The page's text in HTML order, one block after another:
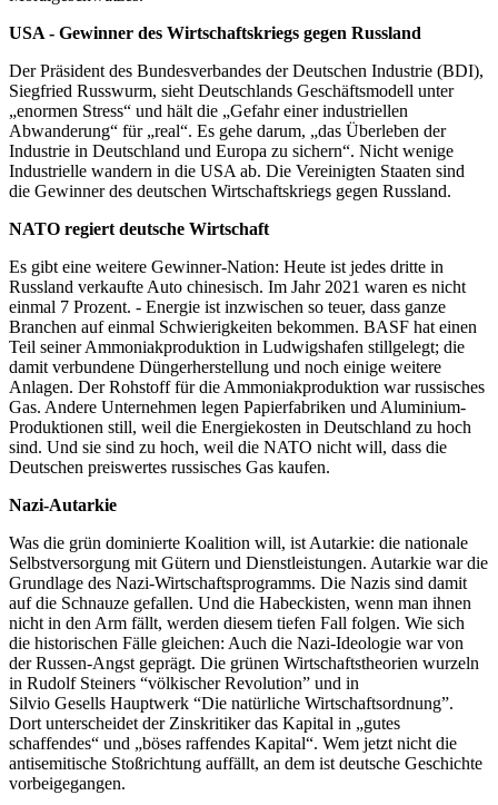
USA - Gewinner des Wirtschaftskriegs gegen Russland
Der Präsident des Bundesverbandes der Deutschen Industrie (BDI),
Siegfried Russwurm, sieht Deutschlands Geschäftsmodell unter
„enormen Stress“ und hält die „Gefahr einer industriellen
Abwanderung“ für „real“. Es gehe darum, „das Überleben der
Industrie in Deutschland und Europa zu sichern“. Nicht wenige
Industrielle wandern in die USA ab. Die Vereinigten Staaten sind
die Gewinner des deutschen Wirtschaftskriegs gegen Russland.
NATO regiert deutsche Wirtschaft
Es gibt eine weitere Gewinner-Nation: Heute ist jedes dritte in
Russland verkaufte Auto chinesisch. Im Jahr 2021 waren es nicht
einmal 7 Prozent. - Energie ist inzwischen so teuer, dass ganze
Branchen auf einmal Schwierigkeiten bekommen. BASF hat einen
Teil seiner Ammoniakproduktion in Ludwigshafen stillgelegt; die
damit verbundene Düngerherstellung und noch einige weitere
Anlagen. Der Rohstoff für die Ammoniakproduktion war russisches
Gas. Andere Unternehmen legen Papierfabriken und Aluminium-
Produktionen still, weil die Energiekosten in Deutschland zu hoch
sind. Und sie sind zu hoch, weil die NATO nicht will, dass die
Deutschen preiswertes russisches Gas kaufen.
Nazi-Autarkie
Was die grün dominierte Koalition will, ist Autarkie: die nationale
Selbstversorgung mit Gütern und Dienstleistungen. Autarkie war die
Grundlage des Nazi-Wirtschaftsprogramms. Die Nazis sind damit
auf die Schnauze gefallen. Und die Habeckisten, wenn man ihnen
nicht in den Arm fällt, werden diesem tiefen Fall folgen. Wie sich
die historischen Fälle gleichen: Auch die Nazi-Ideologie war von
der Russen-Angst geprägt. Die grünen Wirtschaftstheorien wurzeln
in Rudolf Steiners “völkischer Revolution” und in
Silvio Gesells Hauptwerk “Die natürliche Wirtschaftsordnung”.
Dort unterscheidet der Zinskritiker das Kapital in „gutes
schaffendes“ und „böses raffendes Kapital“. Wem jetzt nicht die
antisemitische Stoßrichtung auffällt, an dem ist deutsche Geschichte
vorbeigegangen.